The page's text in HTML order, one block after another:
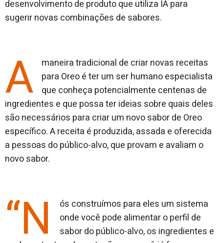
desenvolvimento de produto que utiliza IA para
sugerir novas combinações de sabores.
A
maneira tradicional de criar novas receitas
para Oreo é ter um ser humano especialista
que conheça potencialmente centenas de
ingredientes e que possa ter ideias sobre quais deles
são necessários para criar um novo sabor de Oreo
específico. A receita é produzida, assada e oferecida
a pessoas do público-alvo, que provam e avaliam o
novo sabor.
“N
ós construímos para eles um sistema
onde você pode alimentar o perfil de
sabor do público-alvo, os ingredientes e